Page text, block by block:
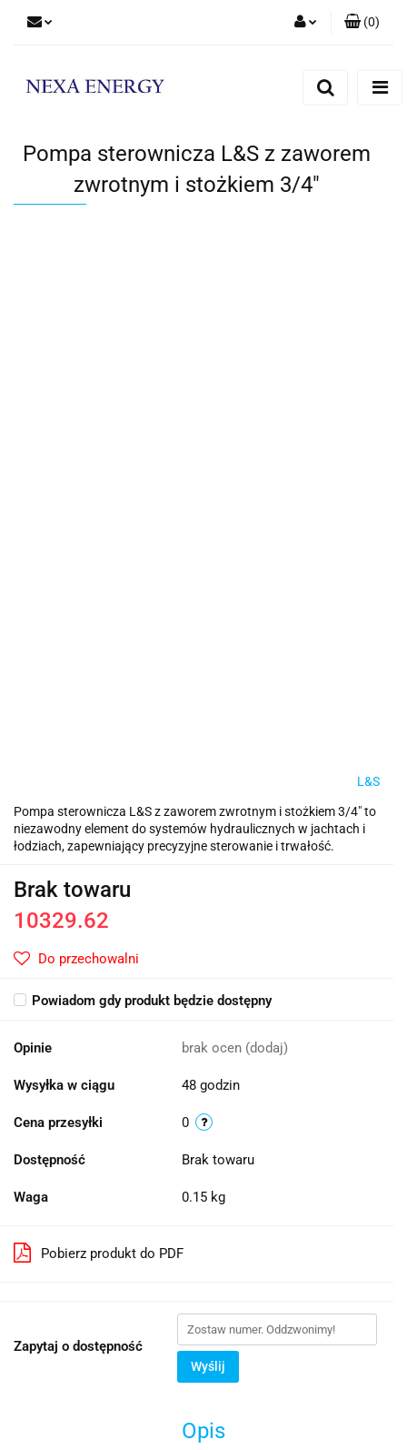
(0)
Pompa sterownicza L&S z zaworem
zwrotnym i stożkiem 3/4"
L&S
Pompa sterownicza L&S z zaworem zwrotnym i stożkiem 3/4" to
niezawodny element do systemów hydraulicznych w jachtach i
łodziach, zapewniający precyzyjne sterowanie i trwałość.
Brak towaru
10329.62
Do przechowalni
Powiadom gdy produkt będzie dostępny
Opinie brak ocen (dodaj)
Wysyłka w ciągu 48 godzin
Cena przesyłki 0
Dostępność Brak towaru
Waga 0.15 kg
Pobierz produkt do PDF
Zapytaj o dostępność
Wyślij
Opis